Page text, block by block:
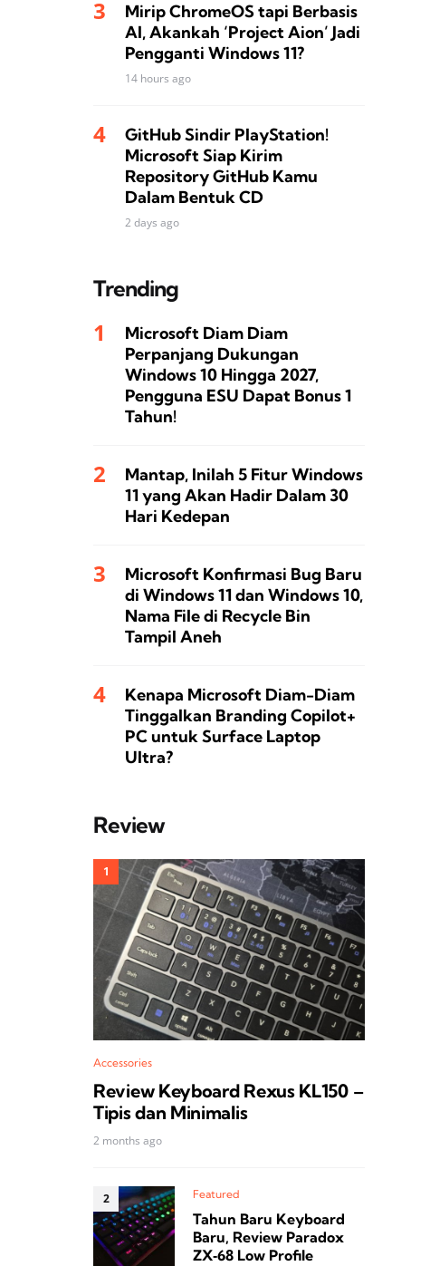
Mirip ChromeOS tapi Berbasis
AI, Akankah ‘Project Aion’ Jadi
Pengganti Windows 11?
14 hours ago
GitHub Sindir PlayStation!
Microsoft Siap Kirim
Repository GitHub Kamu
Dalam Bentuk CD
2 days ago
Trending
Microsoft Diam Diam
Perpanjang Dukungan
Windows 10 Hingga 2027,
Pengguna ESU Dapat Bonus 1
Tahun!
Mantap, Inilah 5 Fitur Windows
11 yang Akan Hadir Dalam 30
Hari Kedepan
Microsoft Konfirmasi Bug Baru
di Windows 11 dan Windows 10,
Nama File di Recycle Bin
Tampil Aneh
Kenapa Microsoft Diam-Diam
Tinggalkan Branding Copilot+
PC untuk Surface Laptop
Ultra?
Review
Accessories
Review Keyboard Rexus KL150 –
Tipis dan Minimalis
2 months ago
Featured
Tahun Baru Keyboard
Baru, Review Paradox
ZX‑68 Low Profile